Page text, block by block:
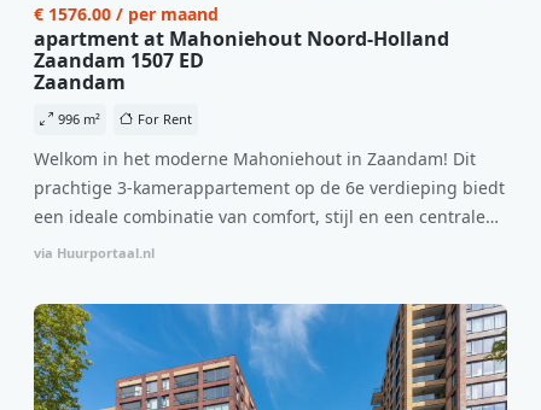
€ 1576.00 / per maand
apartment at Mahoniehout Noord-Holland
Zaandam 1507 ED
Zaandam
996 m² For Rent
Welkom in het moderne Mahoniehout in Zaandam! Dit
prachtige 3-kamerappartement op de 6e verdieping biedt
een ideale combinatie van comfort, stijl en een centrale
locatie. Met een huurprijs van €1.576 per maand
per maand is dit een geweldige kans voor professionals
die op zoek zijn naar een woning die direct beschikbaar is
vanaf 1 april 2026. Bij binnenkomst word je verwelkomd
in een ruime woonkamer met open keuken, samen goed
via Huurportaal.nl